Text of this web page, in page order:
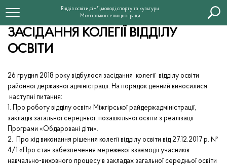
Відділ освіти,сім'ї,молоді,спорту та культури
Міжгірської селищної ради
ЗАСІДАННЯ КОЛЕГІЇ ВІДДІЛУ
ОСВІТИ
26 грудня 2018 року відбулося засідання колегії відділу освіти
районної державної адміністрації. На порядок денний виносилися
наступні питання:
1. Про роботу відділу освіти Міжгірської райдержадміністрації,
закладів загальної середньої, позашкільної освіти з реалізації
Програми «Обдаровані діти».
2. Про хід виконання рішення колегії відділу освіти від 27.12.2017 р. №
4/1 «Про стан забезпечення мережевої взаємодії учасників
навчально-виховного процесу в закладах загальної середньої освіти